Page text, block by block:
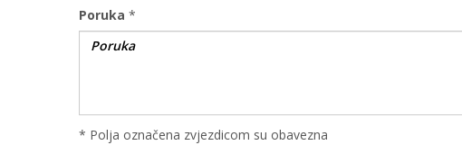
Poruka *
* Polja označena zvjezdicom su obavezna